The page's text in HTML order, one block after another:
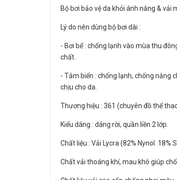
Bộ bơi bảo vệ da khỏi ánh nắng & vải
Lý do nên dùng bộ bơi dài :
- Bơi bể : chống lạnh vào mùa thu
chất.
- Tắm biển : chống lạnh, chống nắng
chịu cho da.
Thương hiệu : 361 (chuyên đồ thể
Kiểu dáng : dáng rời, quần liền 2 lớp.
Chất liệu : Vải Lycra (82% Nynol 18%
Chất vải thoáng khí, mau khô giúp